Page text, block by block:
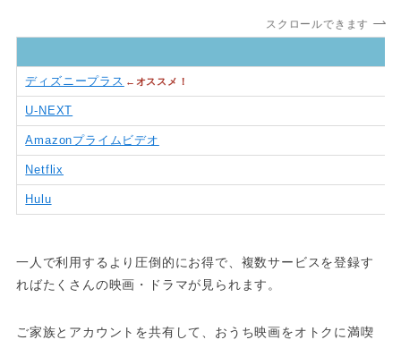
スクロールできます
ディズニープラス ←オススメ！
U-NEXT
Amazonプライムビデオ
Netflix
Hulu
一人で利用するより圧倒的にお得で、複数サービスを登録す
ればたくさんの映画・ドラマが見られます。
ご家族とアカウントを共有して、おうち映画をオトクに満喫